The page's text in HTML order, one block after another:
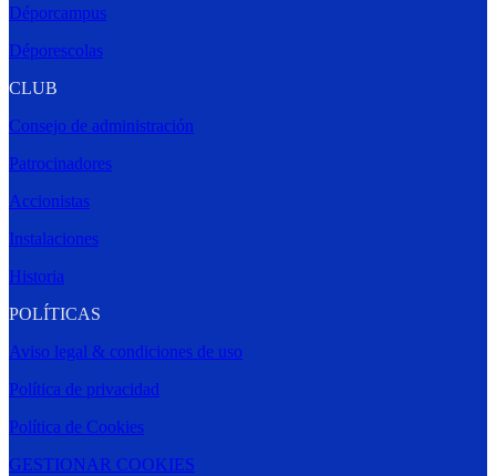
Déporcampus
Déporescolas
CLUB
Consejo de administración
Patrocinadores
Accionistas
Instalaciones
Historia
POLÍTICAS
Aviso legal & condiciones de uso
Política de privacidad
Política de Cookies
GESTIONAR COOKIES